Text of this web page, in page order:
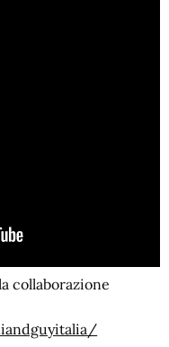
collaborazione